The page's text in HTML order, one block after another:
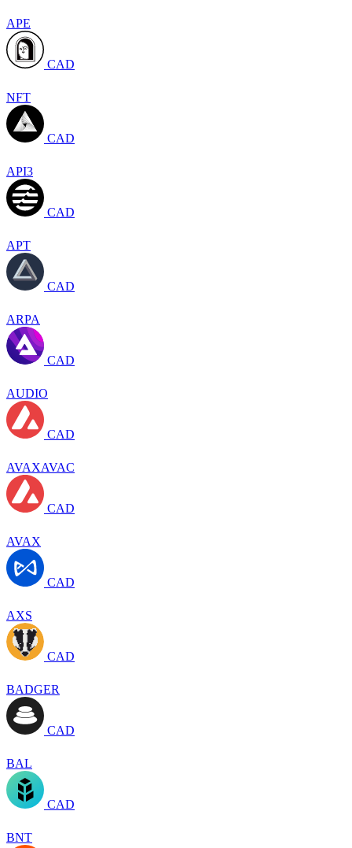
APE
CAD
NFT
CAD
API3
CAD
APT
CAD
ARPA
CAD
AUDIO
CAD
AVAXAVAC
CAD
AVAX
CAD
AXS
CAD
BADGER
CAD
BAL
CAD
BNT